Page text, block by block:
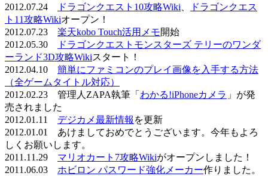
2012.07.24
ドラゴンクエスト10攻略Wiki
ドラゴンクエス
ト11攻略Wikiオープン！
2012.07.23 楽天kobo Touch活用メモ開始
2012.05.30
ドラゴンクエストモンスターズ テリーのワンダ
ーランド3D攻略Wikiスタート！
2012.04.10 簡単にファミコンのプレイ画像を入手する方法
（全ゲームタイトル対応）
2012.02.23 管理人ZAPA執筆「 わかる!iPhoneカメラ 」が発
売されました
2012.01.11 デジカメ最新情報 を更新
2012.01.01 あけましておめでとうございます。今年もよろ
しくお願いします。
2011.11.29 マリオカート7攻略Wikiがオープンしました！
2011.06.03 ホビロン パスワード強化メーカー作りました。